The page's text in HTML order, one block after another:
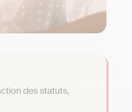
des statuts,